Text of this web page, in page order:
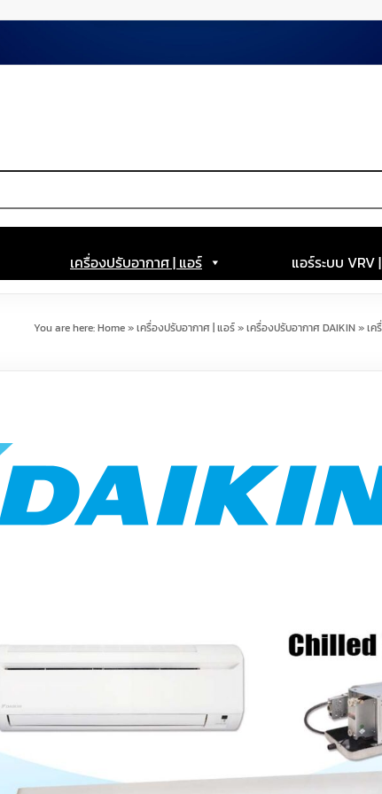
เครื่องปรับอากาศ | แอร์ แอร์ระบบ VRV
You are here:Home»เครื่องปรับอากาศ | แอร์»เครื่องปรับอากาศ DAIKIN»เค